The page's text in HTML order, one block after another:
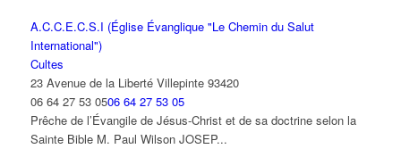
A.C.C.E.C.S.I (Église Évanglique "Le Chemin du Salut
International")
Cultes
23 Avenue de la Liberté Villepinte 93420
06 64 27 53 0506 64 27 53 05
Prêche de l’Évangile de Jésus-Christ et de sa doctrine selon la
Sainte Bible M. Paul Wilson JOSEP...